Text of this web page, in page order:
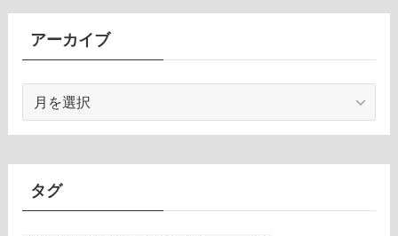
アーカイブ
カ
タグ